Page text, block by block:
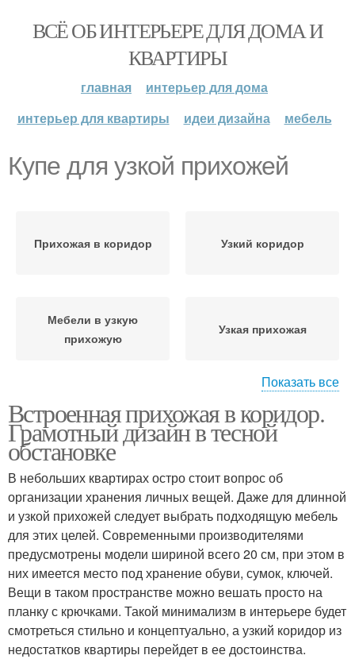
ВСЁ ОБ ИНТЕРЬЕРЕ ДЛЯ ДОМА И
КВАРТИРЫ
главная
интерьер для дома
интерьер для квартиры
идеи дизайна мебель
Купе для узкой прихожей
Прихожая в коридор Узкий коридор
Мебели в узкую
прихожую
Узкая прихожая
Компактные прихожие
коридор
Вместительная
прихожая
Прихожая для
маленького коридора
Модульные прихожие Мебель для прихожей
Показать все
Встроенная прихожая в коридор.
Грамотный дизайн в тесной
обстановке
В небольших квартирах остро стоит вопрос об
организации хранения личных вещей. Даже для длинной
и узкой прихожей следует выбрать подходящую мебель
для этих целей. Современными производителями
предусмотрены модели шириной всего 20 см, при этом в
них имеется место под хранение обуви, сумок, ключей.
Вещи в таком пространстве можно вешать просто на
планку с крючками. Такой минимализм в интерьере будет
смотреться стильно и концептуально, а узкий коридор из
недостатков квартиры перейдет в ее достоинства.